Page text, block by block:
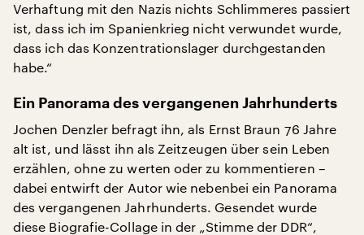
Verhaftung mit den Nazis nichts Schlimmeres passiert
ist, dass ich im Spanienkrieg nicht verwundet wurde,
dass ich das Konzentrationslager durchgestanden
habe.“
Ein Panorama des vergangenen Jahrhunderts
Jochen Denzler befragt ihn, als Ernst Braun 76 Jahre
alt ist, und lässt ihn als Zeitzeugen über sein Leben
erzählen, ohne zu werten oder zu kommentieren –
dabei entwirft der Autor wie nebenbei ein Panorama
des vergangenen Jahrhunderts. Gesendet wurde
diese Biografie-Collage in der „Stimme der DDR“,